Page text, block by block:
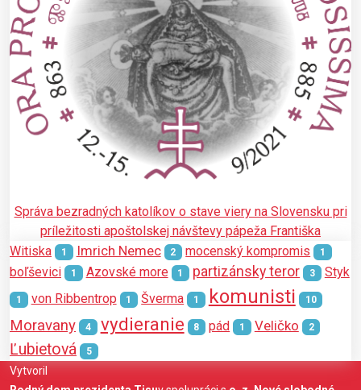
Správa bezradných katolíkov o stave viery na Slovensku pri
príležitosti apoštolskej návštevy pápeža Františka
Witiska
1 Imrich Nemec 2 mocenský kompromis 1
boľševici 1 Azovské more 1 partizánsky teror 3 Styk
1 von Ribbentrop 1 Šverma 1 komunisti 10
Moravany 4 vydieranie 8 pád 1 Veličko 2
Ľubietová 5
Vytvoril